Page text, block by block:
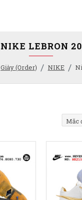
Giày (Order) NIKE
NIKE LEBRON 20